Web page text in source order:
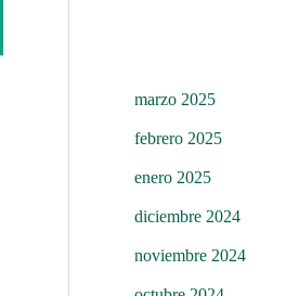
marzo 2025
febrero 2025
enero 2025
diciembre 2024
noviembre 2024